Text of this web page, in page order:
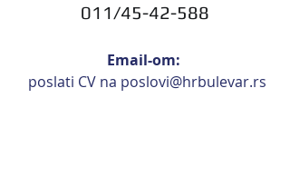
011/45-42-588
Email-om:
poslati CV na poslovi@hrbulevar.rs